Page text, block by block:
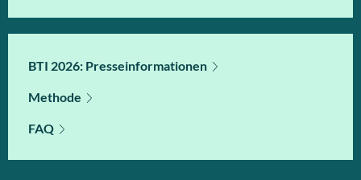
BTI 2026: Presseinformationen
Methode
FAQ